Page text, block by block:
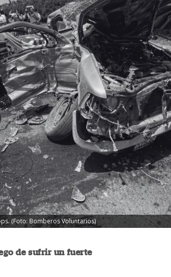
(Foto: Bomberos Voluntarios)
de sufrir un fuerte